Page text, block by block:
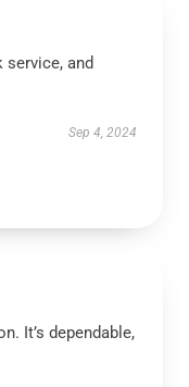
and
Sep 4, 2024
It’s dependable,